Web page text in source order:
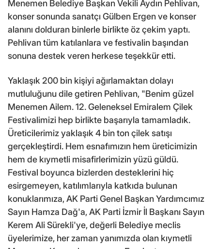
Menemen Belediye Başkan Vekili Aydın Pehlivan,
konser sonunda sanatçı Gülben Ergen ve konser
alanını dolduran binlerle birlikte öz çekim yaptı.
Pehlivan tüm katılanlara ve festivalin başından
sonuna destek veren herkese teşekkür etti.
Yaklaşık 200 bin kişiyi ağırlamaktan dolayı
mutluluğunu dile getiren Pehlivan, "Benim güzel
Menemen Ailem. 12. Geleneksel Emiralem Çilek
Festivalimizi hep birlikte başarıyla tamamladık.
Üreticilerimiz yaklaşık 4 bin ton çilek satışı
gerçekleştirdi. Hem esnafımızın hem üreticimizin
hem de kıymetli misafirlerimizin yüzü güldü.
Festival boyunca bizlerden desteklerini hiç
esirgemeyen, katılımlarıyla katkıda bulunan
konuklarımıza, AK Parti Genel Başkan Yardımcımız
Sayın Hamza Dağ'a, AK Parti İzmir İl Başkanı Sayın
Kerem Ali Sürekli'ye, değerli Belediye meclis
üyelerimize, her zaman yanımızda olan kıymetli